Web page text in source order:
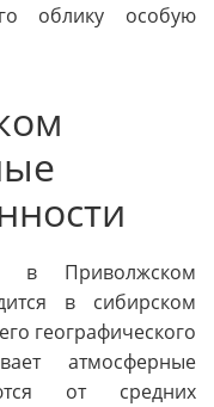
облику особую
в Приволжском
в сибирском
географического
атмосферные
от средних